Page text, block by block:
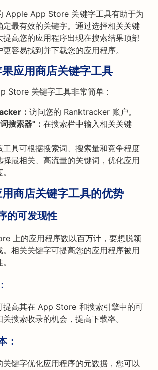
Apple App Store 关键字工具有助于为
定最有效的关键字。通过选择相关关键
高您的应用程序出现在搜索结果顶部
容易找到并下载您的应用程序。
应用商店关键字工具
Store 关键字工具非常简单：
： 访问您的 Ranktracker 账户。
搜索器"： 在搜索栏中输入相关关键
工具可根据搜索词、搜索量和竞争程度
择最相关、高流量的关键词，优化应用
商店关键字工具的优势
的可发现性
上的应用程序数以百万计，要想脱颖
相关关键字可提高您的应用程序被用
提高其在 App Store 和搜索引擎中的可
搜索收录的机会，提高下载率。
：
键字优化应用程序的元数据，您可以